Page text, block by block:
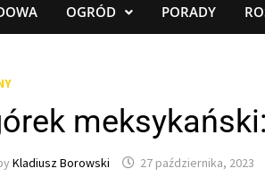
OGRÓD PORADY
Kladiusz Borowski 27 października, 2023